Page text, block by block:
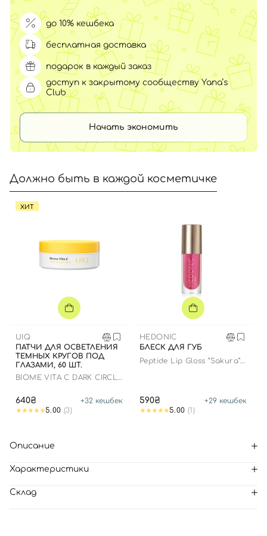
до 10% кешбека
бесплатная доставка
подарок в каждый заказ
доступ к закрытому сообществу Yana’s
Club
Начать экономить
Должно быть в каждой косметичке
ХИТ
UIQ
ПАТЧИ ДЛЯ ОСВЕТЛЕНИЯ
ТЕМНЫХ КРУГОВ ПОД
ГЛАЗАМИ, 60 ШТ.
BIOME VITA C DARK CIRCLE
640₴ +32 кешбек
5.00 (3)
HEDONIC
БЛЕСК ДЛЯ ГУБ
Peptide Lip Gloss “Sakura”
590₴ +29 кешбек
5.00 (1)
Описание
Характеристики
Склад